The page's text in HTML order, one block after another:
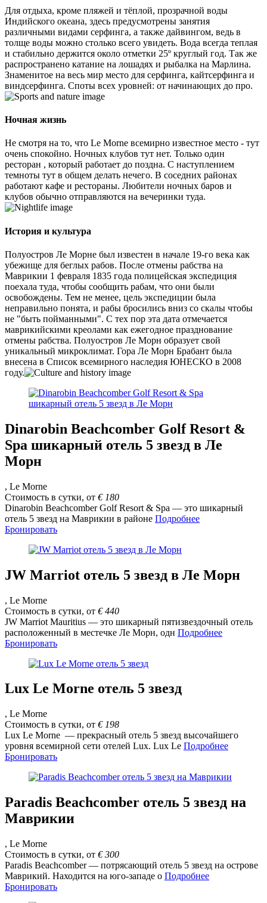
Для отдыха, кроме пляжей и тёплой, прозрачной воды
Индийского океана, здесь предусмотрены занятия
различными видами серфинга, а также дайвингом, ведь в
толще воды можно столько всего увидеть. Вода всегда теплая
и стабильно держится около отметки 25º круглый год. Так же
распространено катание на лошадях и рыбалка на Марлина.
Знаменитое на весь мир место для серфинга, кайтсерфинга и
виндсерфинга. Споты всех уровней: от начинающих до про.
Ночная жизнь
Не смотря на то, что Le Morne всемирно известное место - тут
очень спокойно. Ночных клубов тут нет. Только один
ресторан , который работает до поздна. С наступлением
темноты тут в общем делать нечего. В соседних районах
работают кафе и рестораны. Любители ночных баров и
клубов обычно отправляются на вечеринки туда.
История и культура
Полуостров Ле Морне был известен в начале 19-го века как
убежище для беглых рабов. После отмены рабства на
Маврикии 1 февраля 1835 года полицейская экспедиция
поехала туда, чтобы сообщить рабам, что они были
освобождены. Тем не менее, цель экспедиции была
неправильно понята, и рабы бросились вниз со скалы чтобы
не "быть пойманными". С тех пор эта дата отмечается
маврикийскими креолами как ежегодное празднование
отмены рабства. Полуостров Ле Морн образует свой
уникальный микроклимат. Гора Ле Морн Брабант была
внесена в Список всемирного наследия ЮНЕСКО в 2008
году.
Dinarobin Beachcomber Golf Resort &
Spa шикарный отель 5 звезд в Ле
Морн
, Le Morne
Стоимость в сутки, от € 180
Dinarobin Beachcomber Golf Resort & Spa — это шикарный
отель 5 звезд на Маврикии в районе Подробнее
Бронировать
JW Marriot отель 5 звезд в Ле Морн
, Le Morne
Стоимость в сутки, от € 440
JW Marriot Mauritius — это шикарный пятизвездочный отель
расположенный в местечке Ле Морн, одн Подробнее
Бронировать
Lux Le Morne отель 5 звезд
, Le Morne
Стоимость в сутки, от € 198
Lux Le Morne — прекрасный отель 5 звезд высочайшего
уровня всемирной сети отелей Lux. Lux Le Подробнее
Бронировать
Paradis Beachcomber отель 5 звезд на
Маврикии
, Le Morne
Стоимость в сутки, от € 300
Paradis Beachcomber — потрясающий отель 5 звезд на острове
Маврикий. Находится на юго-западе о Подробнее
Бронировать